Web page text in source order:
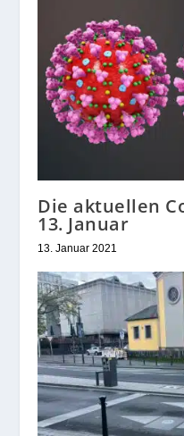
Die aktuellen
13. Januar
13. Januar 2021